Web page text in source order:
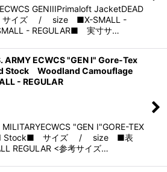
GENIIIPrimaloft JacketDEAD
サイズ / size ■X-SMALL -
- REGULAR■ 実寸サ…
ARMY ECWCS "GEN I" Gore-Tex
Stock Woodland Camouflage
- REGULAR
"GEN I"GORE-TEX
Stock■ サイズ / size ■表
REGULAR <参考サイズ…